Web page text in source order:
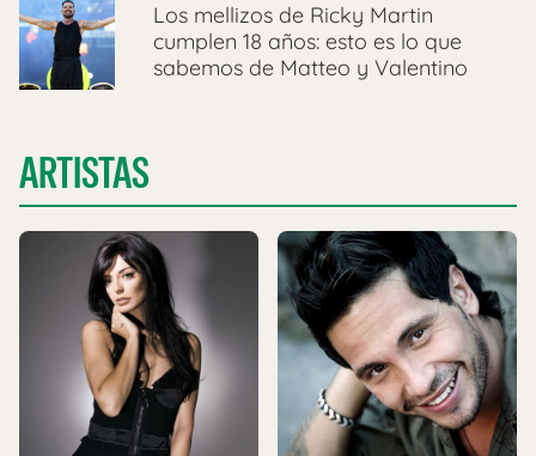
Los mellizos de Ricky Martin
cumplen 18 años: esto es lo que
sabemos de Matteo y Valentino
ARTISTAS